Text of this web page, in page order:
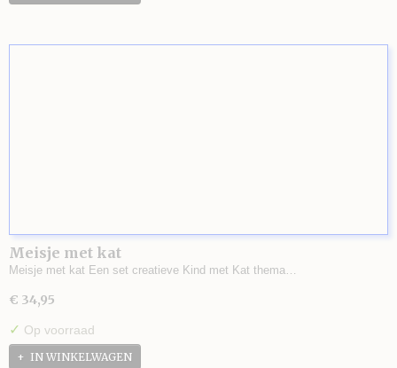
Meisje met kat
Meisje met kat Een set creatieve Kind met Kat thema…
€ 34,95
✓ Op voorraad
IN WINKELWAGEN